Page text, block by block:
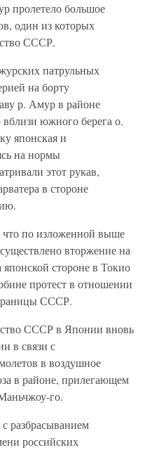
пролетело большое
один из которых
СССР.
патрульных
на борту
р. Амур в районе
южного берега о.
японская и
на нормы
этот рукав,
в стороне
что по изложенной выше
вторжение на
стороне в Токио
протест в отношении
СССР.
СССР в Японии вновь
в связи с
в воздушное
в районе, прилегающем
го.
разбрасыванием
российских